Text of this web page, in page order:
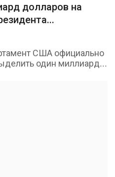
долларов на
США официально
один миллиард...